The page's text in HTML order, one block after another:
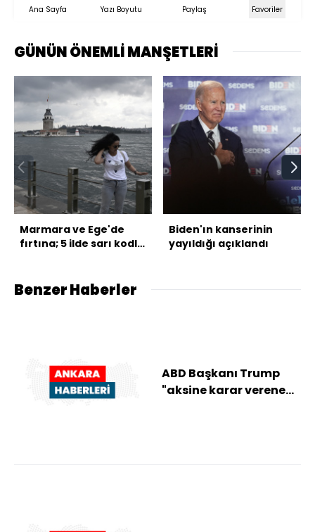
Ana Sayfa Yazı Boyutu Paylaş Favoriler
GÜNÜN ÖNEMLİ MANŞETLERİ
Marmara ve Ege'de
fırtına; 5 ilde sarı kodlu
Biden'ın kanserinin
yayıldığı açıklandı
Benzer Haberler
ABD Başkanı Trump
"aksine karar verene